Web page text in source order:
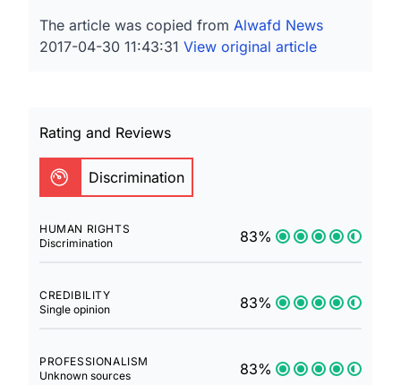
The article was copied from Alwafd News
2017-04-30 11:43:31 View original article
Rating and Reviews
Discrimination
HUMAN RIGHTS
Discrimination
83%
CREDIBILITY
Single opinion
83%
PROFESSIONALISM
Unknown sources
83%